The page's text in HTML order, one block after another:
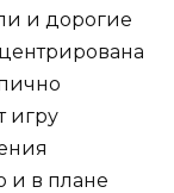
и дорогие
игру
и в плане